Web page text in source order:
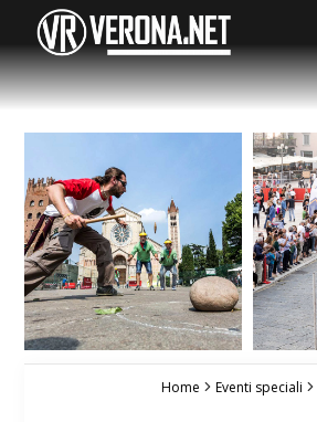
Home Eventi speciali